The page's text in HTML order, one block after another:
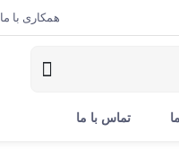
همکاری با ما
تماس با ما